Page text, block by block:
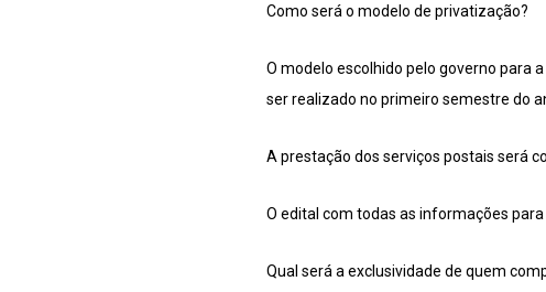
Como será o modelo de privatização?
O modelo escolhido pelo governo para
ser realizado no primeiro semestre do
A prestação dos serviços postais será
O edital com todas as informações
Qual será a exclusividade de quem